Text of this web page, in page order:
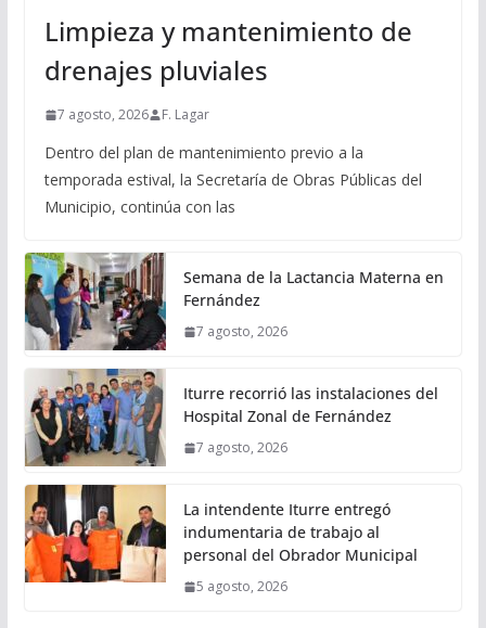
Limpieza y mantenimiento de
drenajes pluviales
7 agosto, 2026 F. Lagar
Dentro del plan de mantenimiento previo a la
temporada estival, la Secretaría de Obras Públicas del
Municipio, continúa con las
Semana de la Lactancia Materna en
Fernández
7 agosto, 2026
Iturre recorrió las instalaciones del
Hospital Zonal de Fernández
7 agosto, 2026
La intendente Iturre entregó
indumentaria de trabajo al
personal del Obrador Municipal
5 agosto, 2026